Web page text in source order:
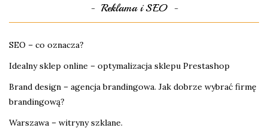
Reklama i SEO
SEO – co oznacza?
Idealny sklep online – optymalizacja sklepu Prestashop
Brand design – agencja brandingowa. Jak dobrze wybrać firmę
brandingową?
Warszawa – witryny szklane.